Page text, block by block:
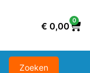
€ 0,00
0